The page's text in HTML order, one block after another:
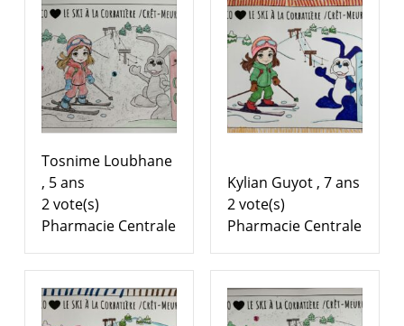
Tosnime Loubhane
, 5 ans
2 vote(s)
Pharmacie Centrale
Kylian Guyot , 7 ans
2 vote(s)
Pharmacie Centrale